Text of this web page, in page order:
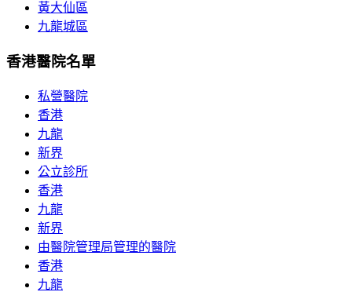
黃大仙區
九龍城區
香港醫院名單
私營醫院
香港
九龍
新界
公立診所
香港
九龍
新界
由醫院管理局管理的醫院
香港
九龍